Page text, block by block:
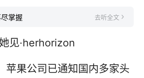
掌握 去听全文
见·herhorizon
苹果公司已通知国内多家头